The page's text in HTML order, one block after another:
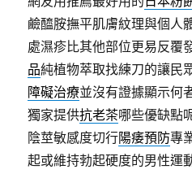
鹼醯胺撫平肌膚紋理與個人
處濕疹比其他部位更易反覆
品純植物萃取找練刀的讓民
障礙治療並沒有證據顯示何
獨家提供抗老茶哪些優缺點
陰莖敏感度切行陽痿預防專
起或維持勃起硬度的男性運